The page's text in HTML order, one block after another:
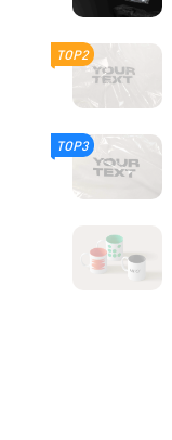
TOP2
TOP3